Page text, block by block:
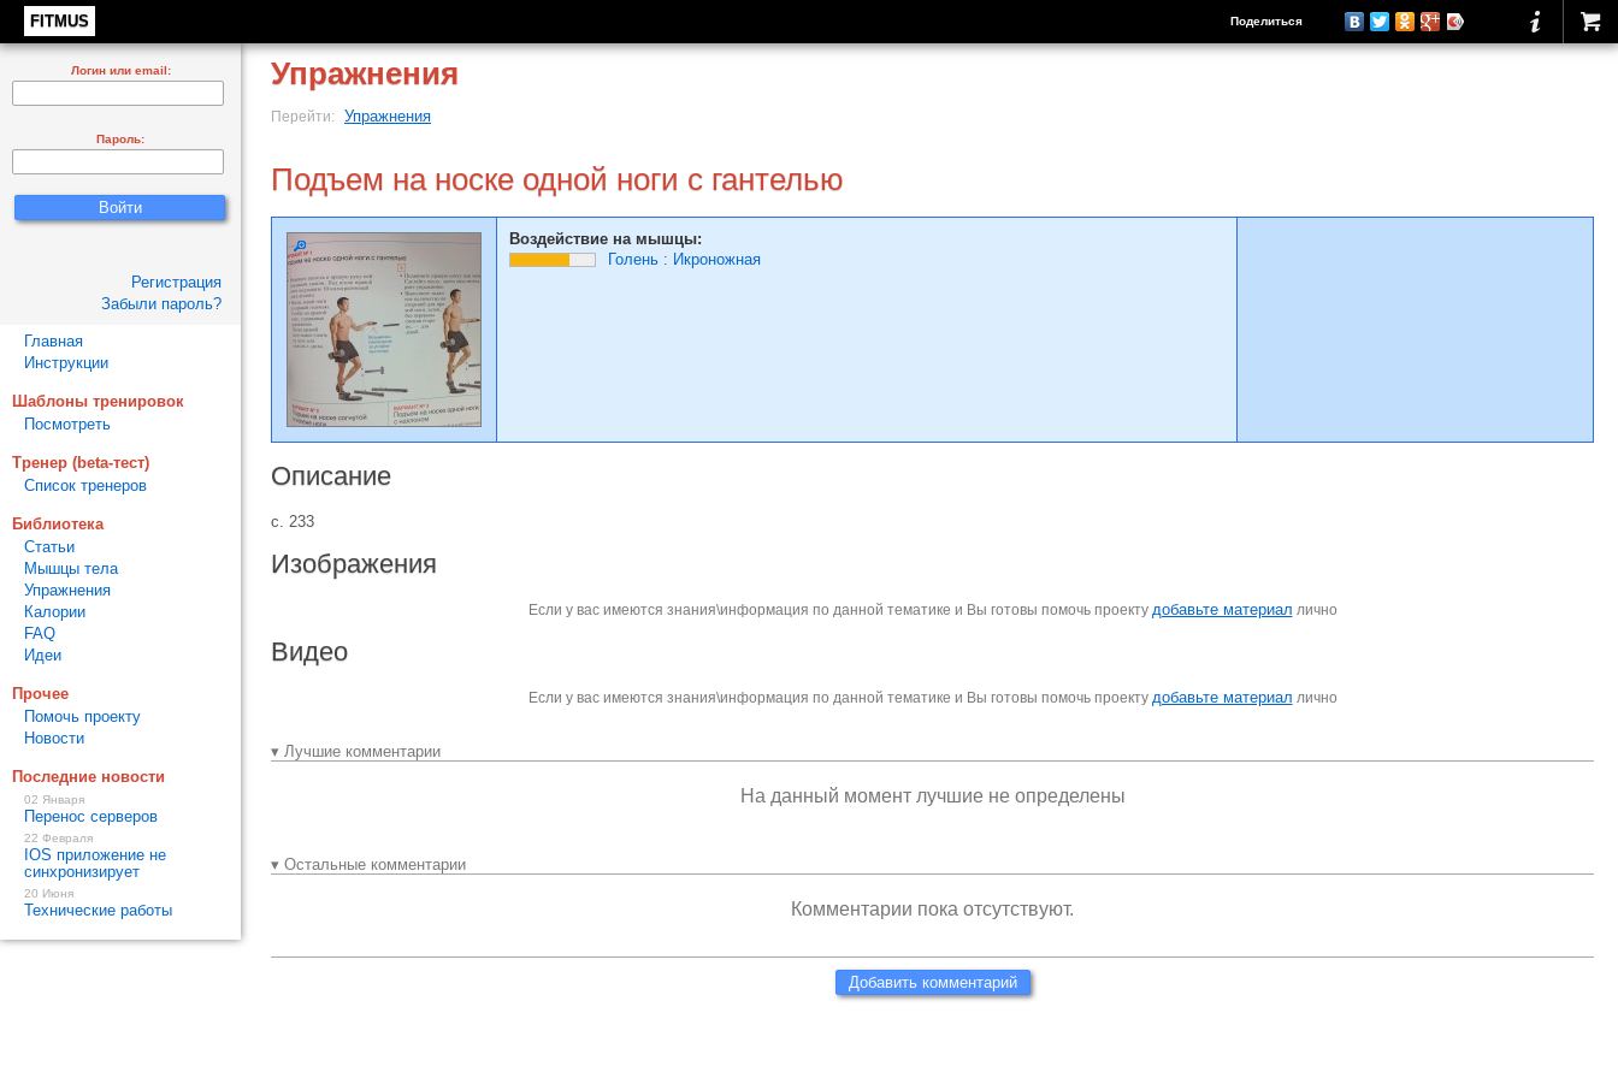
FITMUS Поделиться
Упражнения
Перейти: Упражнения
Подъем на носке одной ноги с гантелью
Воздействие на мышцы:
Голень : Икроножная
Описание
с. 233
Изображения
Если у вас имеются знания\информация по данной тематике и Вы готовы помочь проекту добавьте материал лично
Видео
Если у вас имеются знания\информация по данной тематике и Вы готовы помочь проекту добавьте материал лично
▾ Лучшие комментарии
На данный момент лучшие не определены
▾ Остальные комментарии
Комментарии пока отсутствуют.
Добавить комментарий
Логин или email:
Пароль:
Регистрация
Забыли пароль?
Главная
Инструкции
Шаблоны тренировок
Посмотреть
Тренер (beta-тест)
Список тренеров
Библиотека
Статьи
Мышцы тела
Упражнения
Калории
FAQ
Идеи
Прочее
Помочь проекту
Новости
Последние новости
02 Января
Перенос серверов
22 Февраля
IOS приложение не
синхронизирует
20 Июня
Технические работы